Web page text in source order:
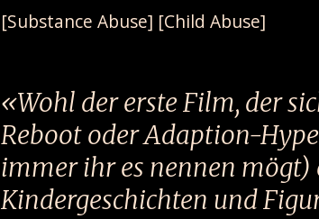
[Substance Abuse] [Child Abuse]
Wohl der erste Film, der
Reboot oder Adaption-
immer ihr es nennen
Kindergeschichten und